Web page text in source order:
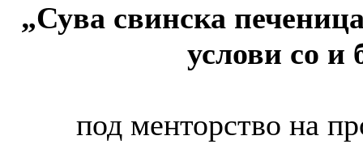
„Сува свинска
услови со и
под менторство на